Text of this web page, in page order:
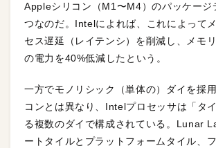
Appleシリコン（M1〜M4）のパッケージ
つなのだ。Intelによれば、これによって
セス遅延（レイテンシ）を削減し、メモ
の電力を40%低減したという。
一方でモノリシック（単体の）ダイを採
コンとは異なり、Intelプロセッサは「タ
る複数のダイで構成されている。Lunar
ートタイルとプラットフォームタイル、